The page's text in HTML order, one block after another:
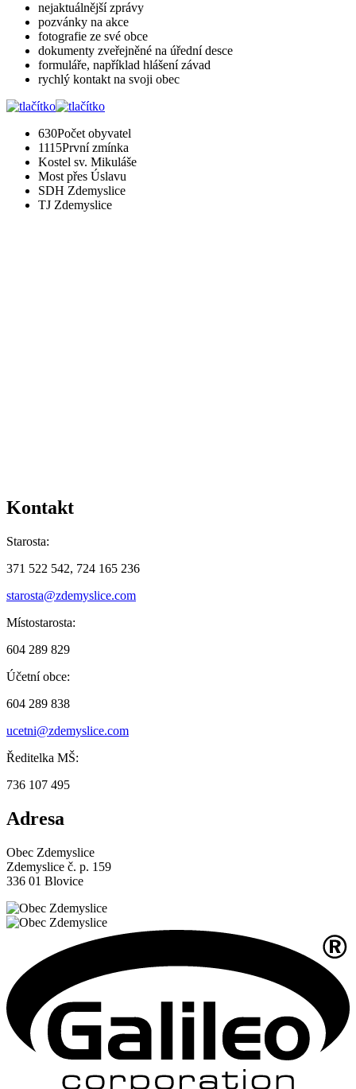
nejaktuálnější zprávy
pozvánky na akce
fotografie ze své obce
dokumenty zveřejněné na úřední desce
formuláře, například hlášení závad
rychlý kontakt na svoji obec
630Počet obyvatel
1115První zmínka
Kostel sv. Mikuláše
Most přes Úslavu
SDH Zdemyslice
TJ Zdemyslice
Kontakt
Starosta:
371 522 542, 724 165 236
starosta@zdemyslice.com
Místostarosta:
604 289 829
Účetní obce:
604 289 838
ucetni@zdemyslice.com
Ředitelka MŠ:
736 107 495
Adresa
Obec Zdemyslice
Zdemyslice č. p. 159
336 01 Blovice